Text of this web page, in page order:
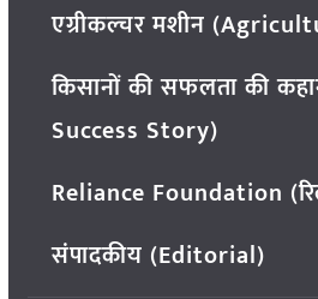
एग्रीकल्चर मशीन
किसानों की सफलता की
Success Story)
Reliance Foundation
संपादकीय (Editorial)